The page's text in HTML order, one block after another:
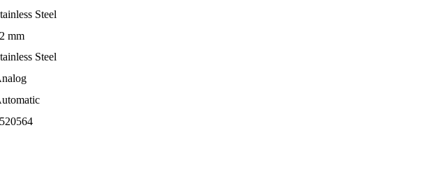
Steel
mm
Steel